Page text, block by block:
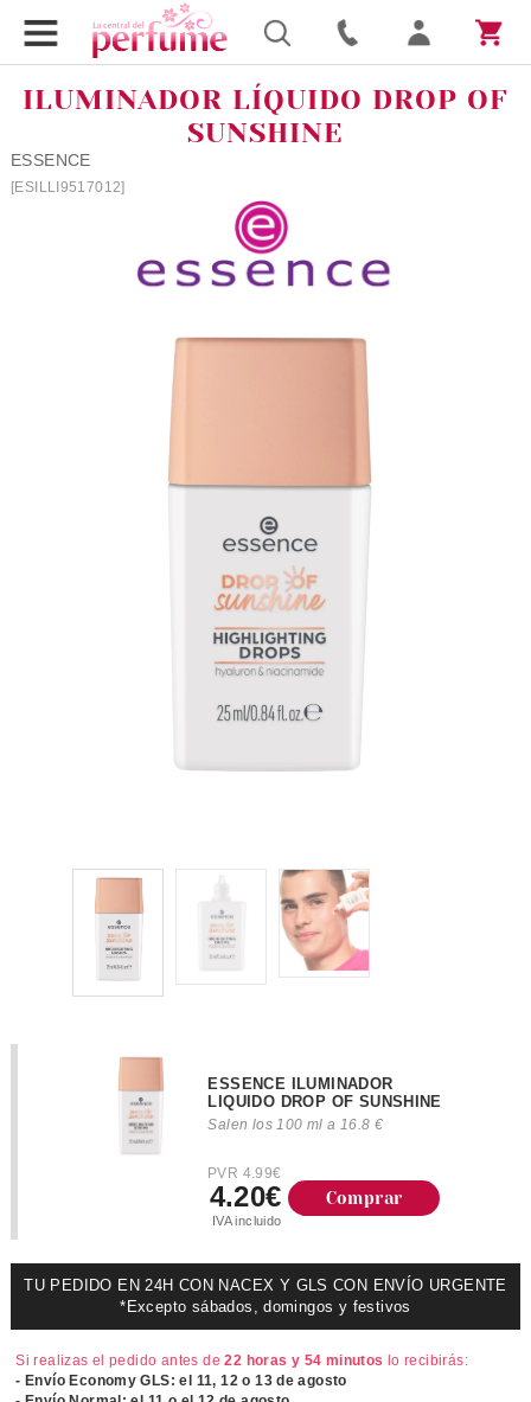
ILUMINADOR LÍQUIDO DROP OF
SUNSHINE
ESSENCE
[ESILLI9517012]
ESSENCE ILUMINADOR
LIQUIDO DROP OF SUNSHINE
Salen los 100 ml a 16.8 €
PVR 4.99€
4.20€
IVA incluido
Comprar
TU PEDIDO EN 24H CON NACEX Y GLS CON ENVÍO URGENTE
*Excepto sábados, domingos y festivos
Si realizas el pedido antes de22 horas y 54 minutos lo recibirás:
- Envío Economy GLS: el 11, 12 o 13 de agosto